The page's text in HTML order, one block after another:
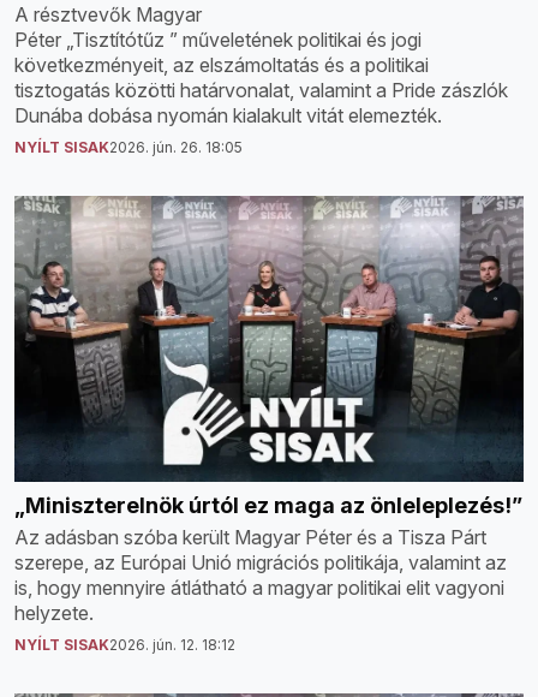
A résztvevők Magyar
Péter „Tisztítótűz ” műveletének politikai és jogi
következményeit, az elszámoltatás és a politikai
tisztogatás közötti határvonalat, valamint a Pride zászlók
Dunába dobása nyomán kialakult vitát elemezték.
NYÍLT SISAK2026. jún. 26. 18:05
„Miniszterelnök úrtól ez maga az önleleplezés!”
Az adásban szóba került Magyar Péter és a Tisza Párt
szerepe, az Európai Unió migrációs politikája, valamint az
is, hogy mennyire átlátható a magyar politikai elit vagyoni
helyzete.
NYÍLT SISAK2026. jún. 12. 18:12